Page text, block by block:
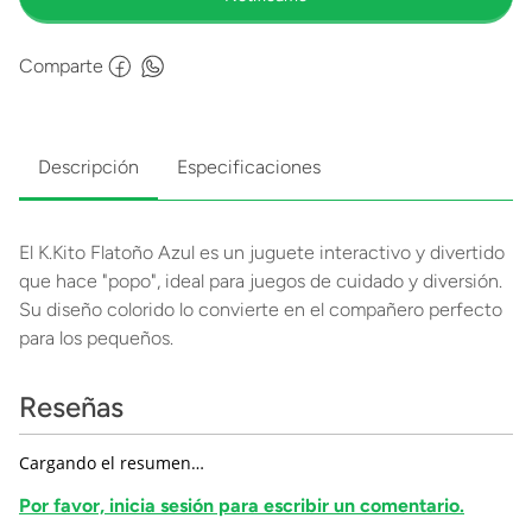
Comparte
Descripción Especificaciones
El K.Kito Flatoño Azul es un juguete interactivo y divertido
que hace "popo", ideal para juegos de cuidado y diversión.
Su diseño colorido lo convierte en el compañero perfecto
para los pequeños.
Reseñas
Cargando el resumen…
Por favor, inicia sesión para escribir un comentario.